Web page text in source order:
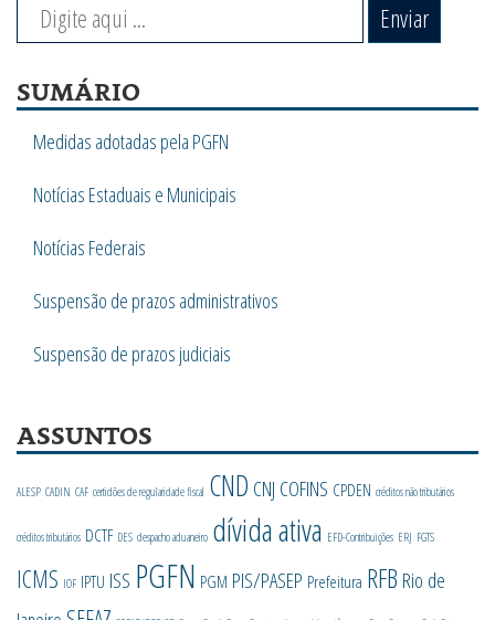
Enviar
SUMÁRIO
Medidas adotadas pela PGFN
Notícias Estaduais e Municipais
Notícias Federais
Suspensão de prazos administrativos
Suspensão de prazos judiciais
ASSUNTOS
ALESP CADIN CAF certidões de regularidade fiscal CND CNJ COFINS CPDEN créditos não tributários
créditos tributários DCTF DES despacho aduaneiro dívida ativa EFD-Contribuições ERJ FGTS
ICMS IOF IPTU ISS PGFN PGM PIS/PASEP Prefeitura RFB Rio de